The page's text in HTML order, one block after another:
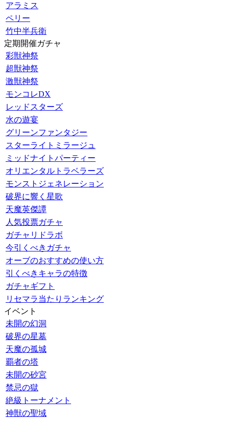
アラミス
ペリー
竹中半兵衛
定期開催ガチャ
彩獣神祭
超獣神祭
激獣神祭
モンコレDX
レッドスターズ
水の遊宴
グリーンファンタジー
スターライトミラージュ
ミッドナイトパーティー
オリエンタルトラベラーズ
モンストジェネレーション
破界に響く星歌
天魔英傑譚
人気投票ガチャ
ガチャリドラボ
今引くべきガチャ
オーブのおすすめの使い方
引くべきキャラの特徴
ガチャギフト
リセマラ当たりランキング
イベント
未開の幻洞
破界の星墓
天魔の孤城
覇者の塔
未開の砂宮
禁忌の獄
絶級トーナメント
神獣の聖域